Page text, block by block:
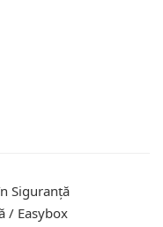
Siguranță
/ Easybox